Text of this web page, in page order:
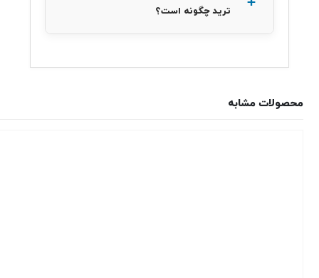
ترید چگونه است؟
محصولات مشابه